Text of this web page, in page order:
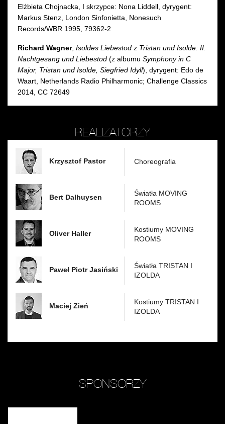
Elżbieta Chojnacka, I skrzypce: Nona Liddell, dyrygent:
Markus Stenz, London Sinfonietta, Nonesuch
Records/WBR 1995, 79362-2
Richard Wagner, Isoldes Liebestod z Tristan und Isolde: II.
Nachtgesang und Liebestod (z albumu Symphony in C
Major, Tristan und Isolde, Siegfried Idyll), dyrygent: Edo de
Waart, Netherlands Radio Philharmonic; Challenge Classics
2014, CC 72649
REALIZATORZY
Krzysztof Pastor Choreografia
Bert Dalhuysen
Światła MOVING
ROOMS
Oliver Haller
Kostiumy MOVING
ROOMS
Paweł Piotr Jasiński
Światła TRISTAN I
IZOLDA
Maciej Zień
Kostiumy TRISTAN I
IZOLDA
SPONSORZY